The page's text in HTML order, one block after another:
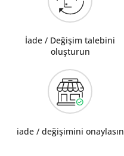
İade / Değişim talebini
oluşturun
iade / değişimini onaylasın